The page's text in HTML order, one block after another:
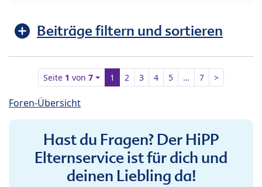
Beiträge filtern und sortieren
Seite 1 von7 1 2 3 4 5 … 7 >
Foren-Übersicht
Hast du Fragen? Der HiPP
Elternservice ist für dich und
deinen Liebling da!